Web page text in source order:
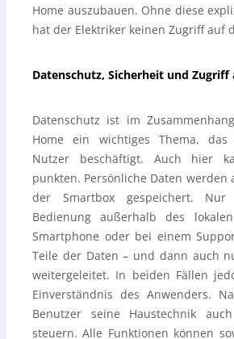
Home auszubauen. Ohne diese
hat der Elektriker keinen Zugriff auf
Datenschutz, Sicherheit und Zugriff
Datenschutz ist im
Home ein wichtiges Thema,
Nutzer beschäftigt. Auch hier
punkten. Persönliche Daten werden
der Smartbox gespeichert.
Bedienung außerhalb des
Smartphone oder bei einem
Teile der Daten – und dann auch
weitergeleitet. In beiden Fällen
Einverständnis des Anwenders.
Benutzer seine Haustechnik
steuern. Alle Funktionen können